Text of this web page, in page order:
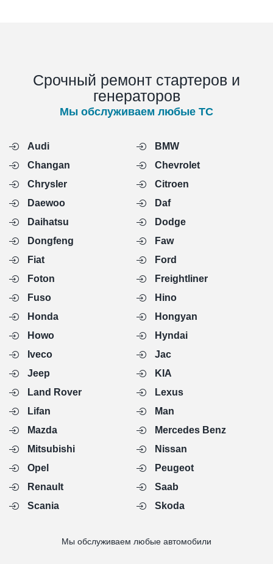
Срочный ремонт стартеров и
генераторов
Мы обслуживаем любые ТС
Audi
BMW
Changan
Chevrolet
Chrysler
Citroen
Daewoo
Daf
Daihatsu
Dodge
Dongfeng
Faw
Fiat
Ford
Foton
Freightliner
Fuso
Hino
Honda
Hongyan
Howo
Hyndai
Iveco
Jac
Jeep
KIA
Land Rover
Lexus
Lifan
Man
Mazda
Mercedes Benz
Mitsubishi
Nissan
Opel
Peugeot
Renault
Saab
Scania
Skoda
Мы обслуживаем любые автомобили